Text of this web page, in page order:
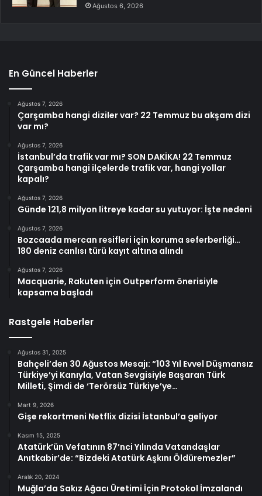
Ağustos 6, 2026
En Güncel Haberler
Ağustos 7, 2026
Çarşamba hangi diziler var? 22 Temmuz bu akşam dizi
var mı?
Ağustos 7, 2026
İstanbul’da trafik var mı? SON DAKİKA! 22 Temmuz
Çarşamba hangi ilçelerde trafik var, hangi yollar
kapalı?
Ağustos 7, 2026
Günde 121,8 milyon litreye kadar su yutuyor: İşte nedeni
Ağustos 7, 2026
Bozcaada mercan resifleri için koruma seferberliği…
180 deniz canlısı türü kayıt altına alındı
Ağustos 7, 2026
Macquarie, Rakuten için Outperform önerisiyle
kapsama başladı
Rastgele Haberler
Ağustos 31, 2025
Bahçeli’den 30 Ağustos Mesajı: “103 Yıl Evvel Düşmansız
Türkiye’yi Kanıyla, Vatan Sevgisiyle Başaran Türk
Milleti, Şimdi de ‘Terörsüz Türkiye’ye…
Mart 9, 2026
Gişe rekortmeni Netflix dizisi İstanbul’a geliyor
Kasım 15, 2025
Atatürk’ün Vefatının 87’nci Yılında Vatandaşlar
Anıtkabir’de: “Bizdeki Atatürk Aşkını Öldüremezler”
Aralık 20, 2024
Muğla’da Sakız Ağacı Üretimi İçin Protokol İmzalandı